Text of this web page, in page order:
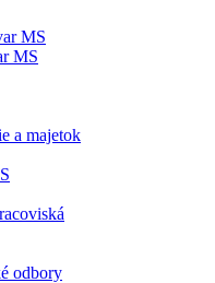
MS
MS
a majetok
odbory